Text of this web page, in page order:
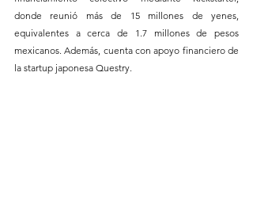
donde reunió más de 15 millones de yenes,
equivalentes a cerca de 1.7 millones de pesos
mexicanos. Además, cuenta con apoyo financiero de
la startup japonesa Questry.